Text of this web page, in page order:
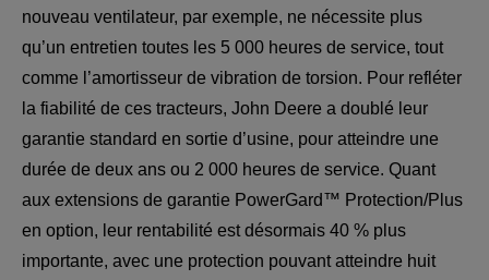
nouveau ventilateur, par exemple, ne nécessite plus
qu’un entretien toutes les 5 000 heures de service, tout
comme l’amortisseur de vibration de torsion. Pour refléter
la fiabilité de ces tracteurs, John Deere a doublé leur
garantie standard en sortie d’usine, pour atteindre une
durée de deux ans ou 2 000 heures de service. Quant
aux extensions de garantie PowerGard™ Protection/Plus
en option, leur rentabilité est désormais 40 % plus
importante, avec une protection pouvant atteindre huit